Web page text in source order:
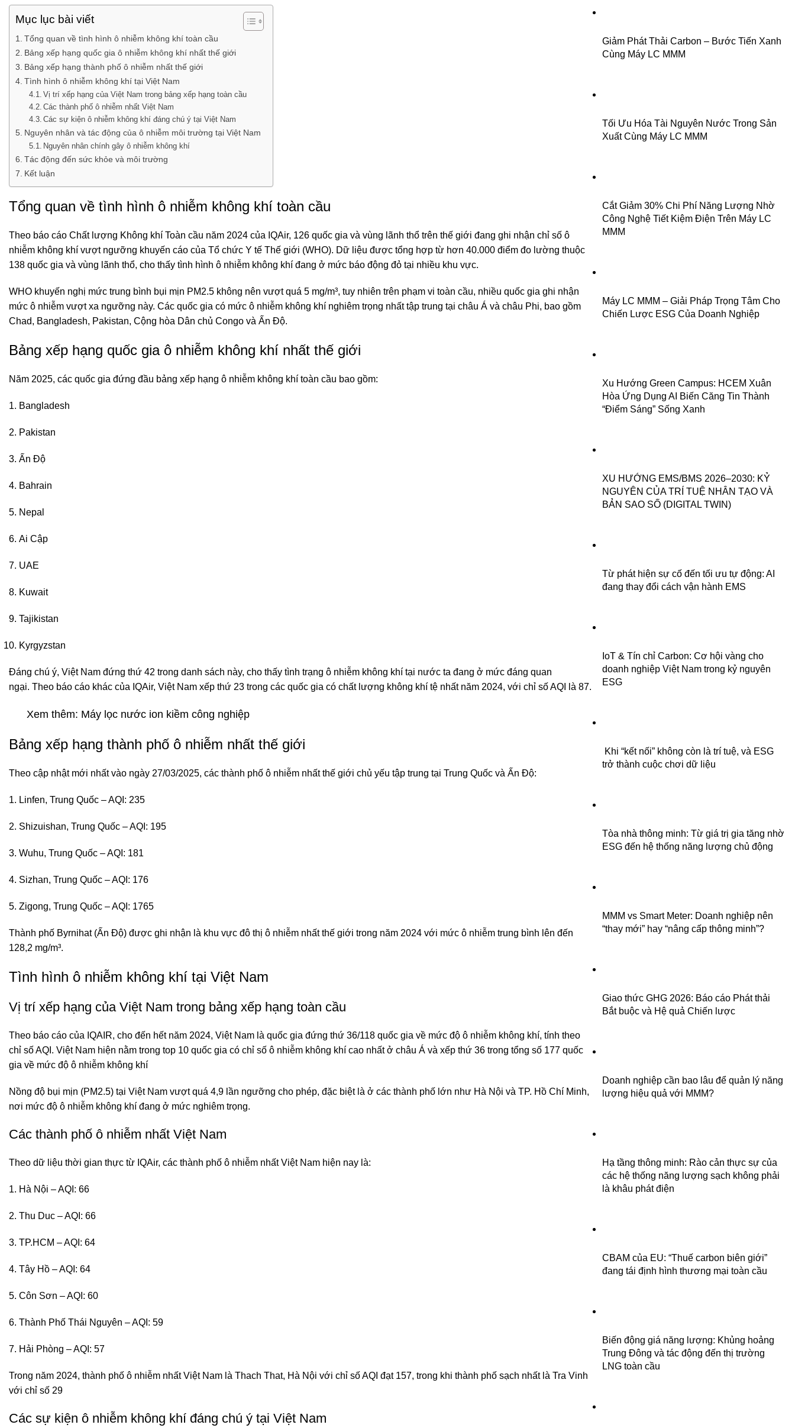
Mục lục bài viết
Tổng quan về tình hình ô nhiễm không khí toàn cầu
Bảng xếp hạng quốc gia ô nhiễm không khí nhất thế giới
Bảng xếp hạng thành phố ô nhiễm nhất thế giới
Tình hình ô nhiễm không khí tại Việt Nam
Vị trí xếp hạng của Việt Nam trong bảng xếp hạng toàn cầu
Các thành phố ô nhiễm nhất Việt Nam
Các sự kiện ô nhiễm không khí đáng chú ý tại Việt Nam
Nguyên nhân và tác động của ô nhiễm môi trường tại Việt Nam
Nguyên nhân chính gây ô nhiễm không khí
Tác động đến sức khỏe và môi trường
Kết luận
Tổng quan về tình hình ô nhiễm không khí toàn cầu
Theo báo cáo Chất lượng Không khí Toàn cầu năm 2024 của IQAir, 126 quốc gia và vùng lãnh thổ trên thế giới đang ghi nhận chỉ số ô
nhiễm không khí vượt ngưỡng khuyến cáo của Tổ chức Y tế Thế giới (WHO). Dữ liệu được tổng hợp từ hơn 40.000 điểm đo lường thuộc
138 quốc gia và vùng lãnh thổ, cho thấy tình hình ô nhiễm không khí đang ở mức báo động đỏ tại nhiều khu vực.
WHO khuyến nghị mức trung bình bụi mịn PM2.5 không nên vượt quá 5 mg/m³, tuy nhiên trên phạm vi toàn cầu, nhiều quốc gia ghi nhận
mức ô nhiễm vượt xa ngưỡng này. Các quốc gia có mức ô nhiễm không khí nghiêm trọng nhất tập trung tại châu Á và châu Phi, bao gồm
Chad, Bangladesh, Pakistan, Cộng hòa Dân chủ Congo và Ấn Độ.
Bảng xếp hạng quốc gia ô nhiễm không khí nhất thế giới
Năm 2025, các quốc gia đứng đầu bảng xếp hạng ô nhiễm không khí toàn cầu bao gồm:
Bangladesh
Pakistan
Ấn Độ
Bahrain
Nepal
Ai Cập
UAE
Kuwait
Tajikistan
Kyrgyzstan
Đáng chú ý, Việt Nam đứng thứ 42 trong danh sách này, cho thấy tình trạng ô nhiễm không khí tại nước ta đang ở mức đáng quan
ngại. Theo báo cáo khác của IQAir, Việt Nam xếp thứ 23 trong các quốc gia có chất lượng không khí tệ nhất năm 2024, với chỉ số AQI là 87.
Xem thêm: Máy lọc nước ion kiềm công nghiệp
Bảng xếp hạng thành phố ô nhiễm nhất thế giới
Theo cập nhật mới nhất vào ngày 27/03/2025, các thành phố ô nhiễm nhất thế giới chủ yếu tập trung tại Trung Quốc và Ấn Độ:
Linfen, Trung Quốc – AQI: 235
Shizuishan, Trung Quốc – AQI: 195
Wuhu, Trung Quốc – AQI: 181
Sizhan, Trung Quốc – AQI: 176
Zigong, Trung Quốc – AQI: 1765
Thành phố Byrnihat (Ấn Độ) được ghi nhận là khu vực đô thị ô nhiễm nhất thế giới trong năm 2024 với mức ô nhiễm trung bình lên đến
128,2 mg/m³.
Tình hình ô nhiễm không khí tại Việt Nam
Vị trí xếp hạng của Việt Nam trong bảng xếp hạng toàn cầu
Theo báo cáo của IQAIR, cho đến hết năm 2024, Việt Nam là quốc gia đứng thứ 36/118 quốc gia về mức độ ô nhiễm không khí, tính theo
chỉ số AQI . Việt Nam hiện nằm trong top 10 quốc gia có chỉ số ô nhiễm không khí cao nhất ở châu Á và xếp thứ 36 trong tổng số 177 quốc
gia về mức độ ô nhiễm không khí
Nồng độ bụi mịn (PM2.5) tại Việt Nam vượt quá 4,9 lần ngưỡng cho phép, đặc biệt là ở các thành phố lớn như Hà Nội và TP. Hồ Chí Minh,
nơi mức độ ô nhiễm không khí đang ở mức nghiêm trọng.
Các thành phố ô nhiễm nhất Việt Nam
Theo dữ liệu thời gian thực từ IQAir, các thành phố ô nhiễm nhất Việt Nam hiện nay là:
Hà Nội – AQI: 66
Thu Duc – AQI: 66
TP.HCM – AQI: 64
Tây Hồ – AQI: 64
Côn Sơn – AQI: 60
Thành Phố Thái Nguyên – AQI: 59
Hải Phòng – AQI: 57
Trong năm 2024, thành phố ô nhiễm nhất Việt Nam là Thach That, Hà Nội với chỉ số AQI đạt 157, trong khi thành phố sạch nhất là Tra Vinh
với chỉ số 29
Các sự kiện ô nhiễm không khí đáng chú ý tại Việt Nam
Giảm Phát Thải Carbon – Bước Tiến Xanh
Cùng Máy LC MMM
Tối Ưu Hóa Tài Nguyên Nước Trong Sản
Xuất Cùng Máy LC MMM
Cắt Giảm 30% Chi Phí Năng Lượng Nhờ
Công Nghệ Tiết Kiệm Điện Trên Máy LC
MMM
Máy LC MMM – Giải Pháp Trọng Tâm Cho
Chiến Lược ESG Của Doanh Nghiệp
Xu Hướng Green Campus: HCEM Xuân
Hòa Ứng Dụng AI Biến Căng Tin Thành
“Điểm Sáng” Sống Xanh
XU HƯỚNG EMS/BMS 2026–2030: KỶ
NGUYÊN CỦA TRÍ TUỆ NHÂN TẠO VÀ
BẢN SAO SỐ (DIGITAL TWIN)
Từ phát hiện sự cố đến tối ưu tự động: AI
đang thay đổi cách vận hành EMS
IoT & Tín chỉ Carbon: Cơ hội vàng cho
doanh nghiệp Việt Nam trong kỷ nguyên
ESG
Khi “kết nối” không còn là trí tuệ, và ESG
trở thành cuộc chơi dữ liệu
Tòa nhà thông minh: Từ giá trị gia tăng nhờ
ESG đến hệ thống năng lượng chủ động
MMM vs Smart Meter: Doanh nghiệp nên
“thay mới” hay “nâng cấp thông minh”?
Giao thức GHG 2026: Báo cáo Phát thải
Bắt buộc và Hệ quả Chiến lược
Doanh nghiệp cần bao lâu để quản lý năng
lượng hiệu quả với MMM?
Hạ tầng thông minh: Rào cản thực sự của
các hệ thống năng lượng sạch không phải
là khâu phát điện
CBAM của EU: “Thuế carbon biên giới”
đang tái định hình thương mại toàn cầu
Biến động giá năng lượng: Khủng hoảng
Trung Đông và tác động đến thị trường
LNG toàn cầu